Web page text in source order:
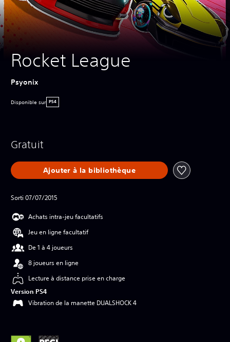
Rocket League
Psyonix
Disponible sur PS4
Gratuit
Ajouter à la bibliothèque
Sorti 07/07/2015
Achats intra-jeu facultatifs
Jeu en ligne facultatif
De 1 à 4 joueurs
8 joueurs en ligne
Lecture à distance prise en charge
Version PS4
Vibration de la manette DUALSHOCK 4